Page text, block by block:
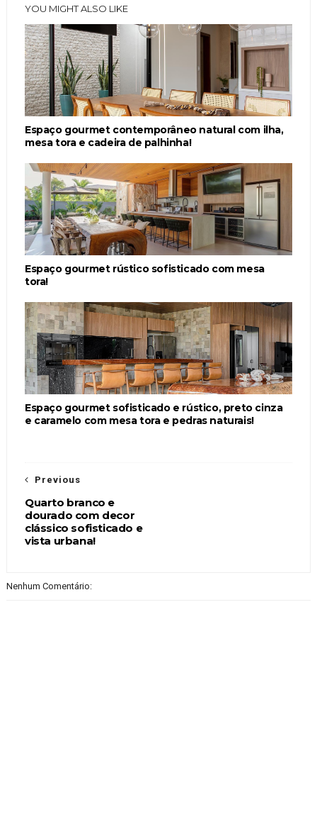
YOU MIGHT ALSO LIKE
Espaço gourmet contemporâneo natural com ilha,
mesa tora e cadeira de palhinha!
Espaço gourmet rústico sofisticado com mesa
tora!
Espaço gourmet sofisticado e rústico, preto cinza
e caramelo com mesa tora e pedras naturais!
Previous
Quarto branco e
dourado com decor
clássico sofisticado e
vista urbana!
Nenhum Comentário: